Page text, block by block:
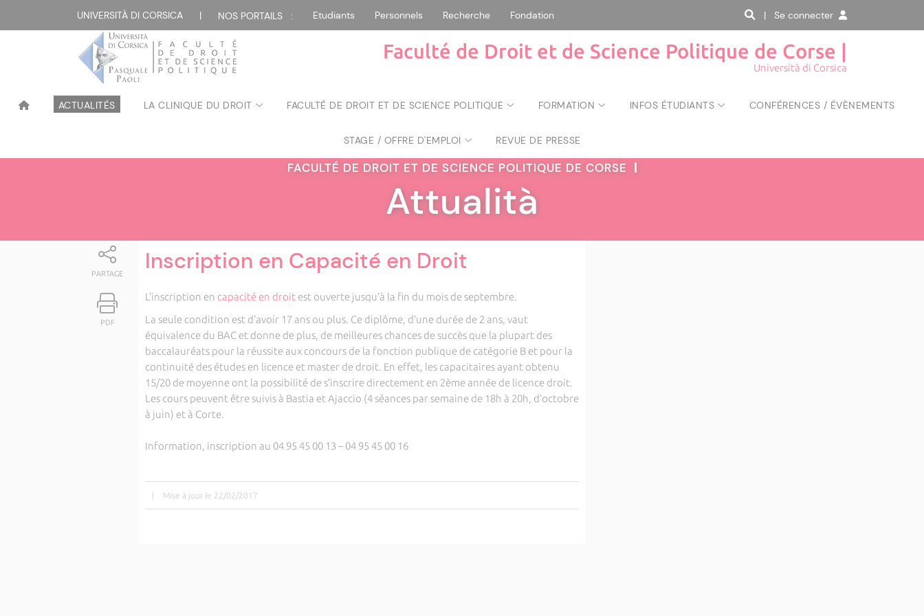
UNIVERSITÀ DI CORSICA | NOS PORTAILS : Etudiants Personnels Recherche Fondation | Se connecter
Faculté de Droit et de Science Politique de Corse |
Università di Corsica
ACTUALITÉS LA CLINIQUE DU DROIT FACULTÉ DE DROIT ET DE SCIENCE POLITIQUE FORMATION INFOS ÉTUDIANTS CONFÉRENCES / ÉVÈNEMENTS
STAGE / OFFRE D'EMPLOI REVUE DE PRESSE
FACULTÉ DE DROIT ET DE SCIENCE POLITIQUE DE CORSE |
Attualità
PARTAGE
PDF
Inscription en Capacité en Droit
L’inscription en capacité en droitest ouverte jusqu’à la fin du mois de septembre.
La seule condition est d’avoir 17 ans ou plus. Ce diplôme, d’une durée de 2 ans, vaut
équivalence du BAC et donne de plus, de meilleures chances de succès que la plupart des
baccalauréats pour la réussite aux concours de la fonction publique de catégorie B et pour la
continuité des études en licence et master de droit. En effet, les capacitaires ayant obtenu
15/20 de moyenne ont la possibilité de s’inscrire directement en 2ème année de licence droit.
Les cours peuvent être suivis à Bastia et Ajaccio (4 séances par semaine de 18h à 20h, d’octobre
à juin) et à Corte.
Information, inscription au 04 95 45 00 13 – 04 95 45 00 16
| Mise à jour le 22/02/2017